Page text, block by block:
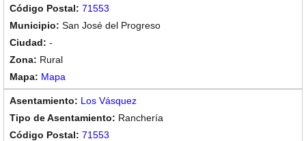
71553
San José del Progreso
-
Rural
Mapa
Los Vásquez
Ranchería
71553